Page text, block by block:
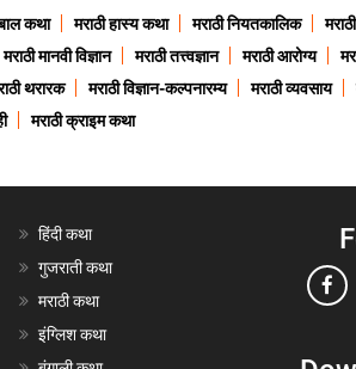
कथा मराठी हास्य कथा मराठी नियतकालिक
मराठी मानवी विज्ञान मराठी तत्त्वज्ञान मराठी आरोग्य
थरारक मराठी विज्ञान-कल्पनारम्य मराठी व्यवसाय
मराठी क्राइम कथा
हिंदी कथा
गुजराती कथा
मराठी कथा
इंग्लिश कथा